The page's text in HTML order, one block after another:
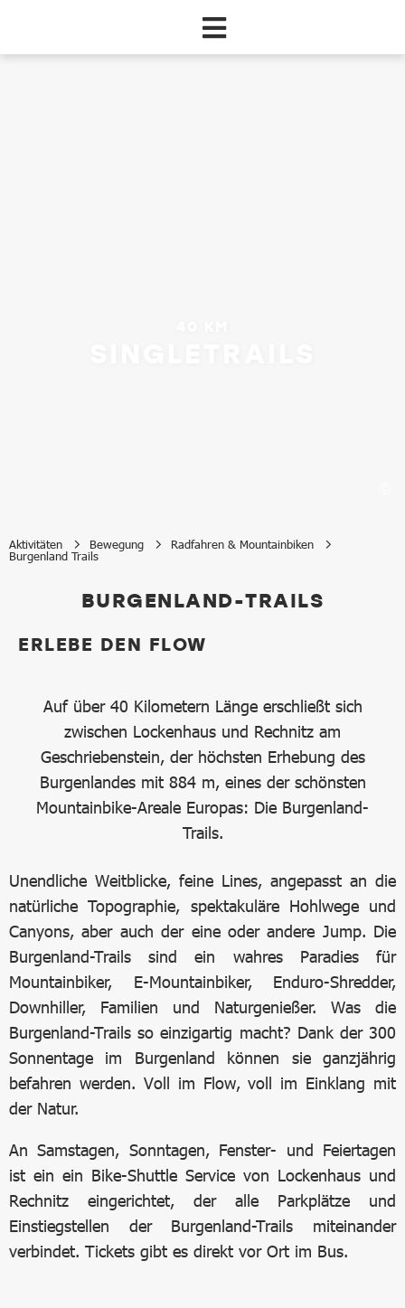
Aktivitäten Bewegung
Radfahren & Mountainbiken
Burgenland Trails
Burgenland TrailsBURGENLAND-TRAILS
ERLEBE DEN FLOW
Auf über 40 Kilometern Länge erschließt sich
zwischen Lockenhaus und Rechnitz am
Geschriebenstein, der höchsten Erhebung des
Burgenlandes mit 884 m, eines der schönsten
Mountainbike-Areale Europas: Die Burgenland-
Trails.
Unendliche Weitblicke, feine Lines, angepasst an die
natürliche Topographie, spektakuläre Hohlwege und
Canyons, aber auch der eine oder andere Jump. Die
Burgenland-Trails sind ein wahres Paradies für
Mountainbiker, E-Mountainbiker, Enduro-Shredder,
Downhiller, Familien und Naturgenießer. Was die
Burgenland-Trails so einzigartig macht? Dank der 300
Sonnentage im Burgenland können sie ganzjährig
befahren werden. Voll im Flow, voll im Einklang mit
der Natur.
An Samstagen, Sonntagen, Fenster- und Feiertagen
ist ein ein Bike-Shuttle Service von Lockenhaus und
Rechnitz eingerichtet, der alle Parkplätze und
Einstiegstellen der Burgenland-Trails miteinander
verbindet. Tickets gibt es direkt vor Ort im Bus.